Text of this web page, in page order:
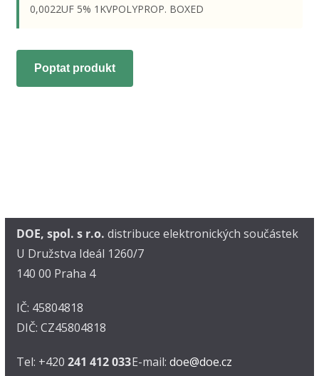
0,0022UF 5% 1KVPOLYPROP. BOXED
Poptat produkt
DOE, spol. s r.o. distribuce elektronických součástek
U Družstva Ideál 1260/7
140 00 Praha 4
IČ: 45804818
DIČ: CZ45804818
Tel: +420 241 412 033E-mail: doe@doe.cz